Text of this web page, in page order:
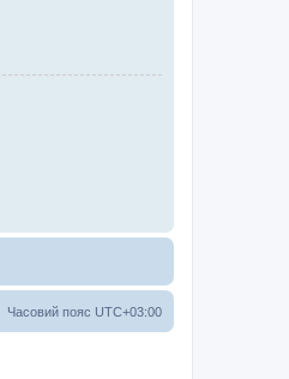
Часовий пояс UTC+03:00